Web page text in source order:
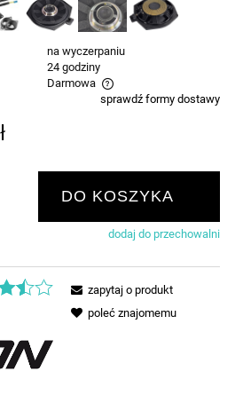
na wyczerpaniu
24 godziny
Darmowa
kosztów płatnościsprawdź formy dostawy
DO KOSZYKA
dodaj do przechowalni
zapytaj o produkt
poleć znajomemu